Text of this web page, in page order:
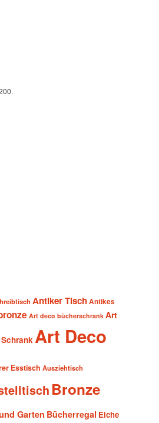
Antiker TischAntikes
Art deco bücherschrank Art
Art Deco
Esstisch Ausziehtisch
Bronze
Garten Bücherregal Eiche